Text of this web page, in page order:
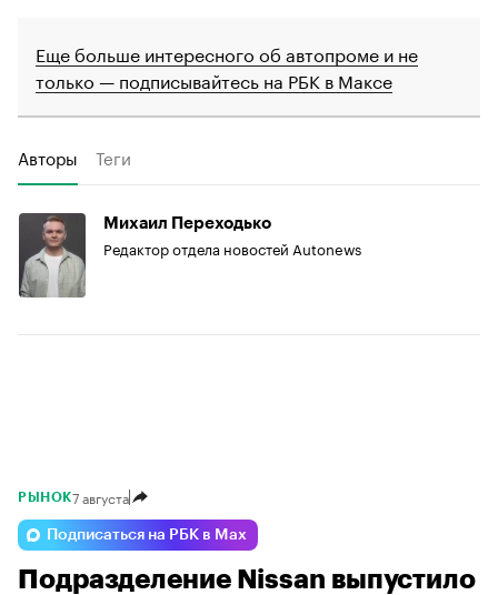
Еще больше интересного об автопроме и не
только — подписывайтесь на РБК в Максе
Авторы Теги
Михаил Переходько
Редактор отдела новостей Autonews
РЫНОК7 августа
Подписаться на РБК в Max
Подразделение Nissan выпустило